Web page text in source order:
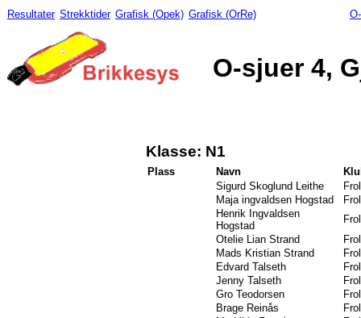
Resultater Strekktider Grafisk (Opek) Grafisk (OrRe)
O-sjuer 4,
Klasse: N1
Plass Navn
Sigurd Skoglund Leithe
Maja ingvaldsen Hogstad
Henrik Ingvaldsen
Hogstad
Otelie Lian Strand
Mads Kristian Strand
Edvard Talseth
Jenny Talseth
Gro Teodorsen
Brage Reinås